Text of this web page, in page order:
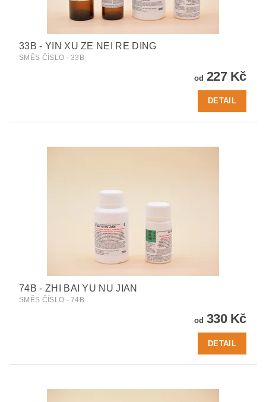
33B - YIN XU ZE NEI RE DING
SMĚS ČÍSLO - 33B
od 227 Kč
DETAIL
74B - ZHI BAI YU NU JIAN
SMĚS ČÍSLO - 74B
od 330 Kč
DETAIL